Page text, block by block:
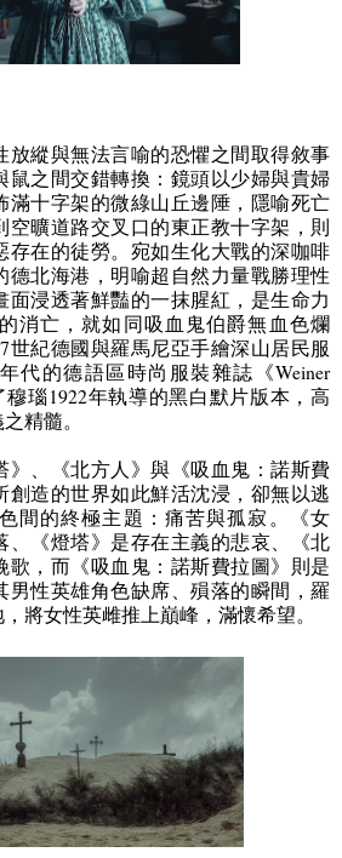
放縱與無法言喻的恐懼之間取得敘事
鼠之間交錯轉換：鏡頭以少婦與貴婦
滿十字架的微綠山丘邊陲，隱喻死亡
空曠道路交叉口的東正教十字架，則
存在的徒勞。宛如生化大戰的深咖啡
德北海港，明喻超自然力量戰勝理性
面浸透著鮮豔的一抹腥紅，是生命力
消亡，就如同吸血鬼伯爵無血色爛
世紀德國與羅馬尼亞手繪深山居民服
年代的德語區時尚服裝雜誌《Weiner
穆瑙1922年執導的黑白默片版本，高
精髓。
》、《北方人》與《吸血鬼：諾斯費
創造的世界如此鮮活沈浸，卻無以逃
間的終極主題：痛苦與孤寂。《女
、《燈塔》是存在主義的悲哀、《北
歌，而《吸血鬼：諾斯費拉圖》則是
男性英雄角色缺席、殞落的瞬間，羅
將女性英雌推上巔峰，滿懷希望。